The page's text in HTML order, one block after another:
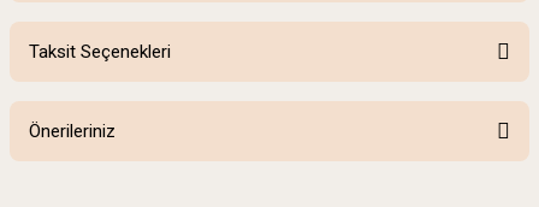
TEŞEKKÜRLER
Taksit Seçenekleri
Önerileriniz